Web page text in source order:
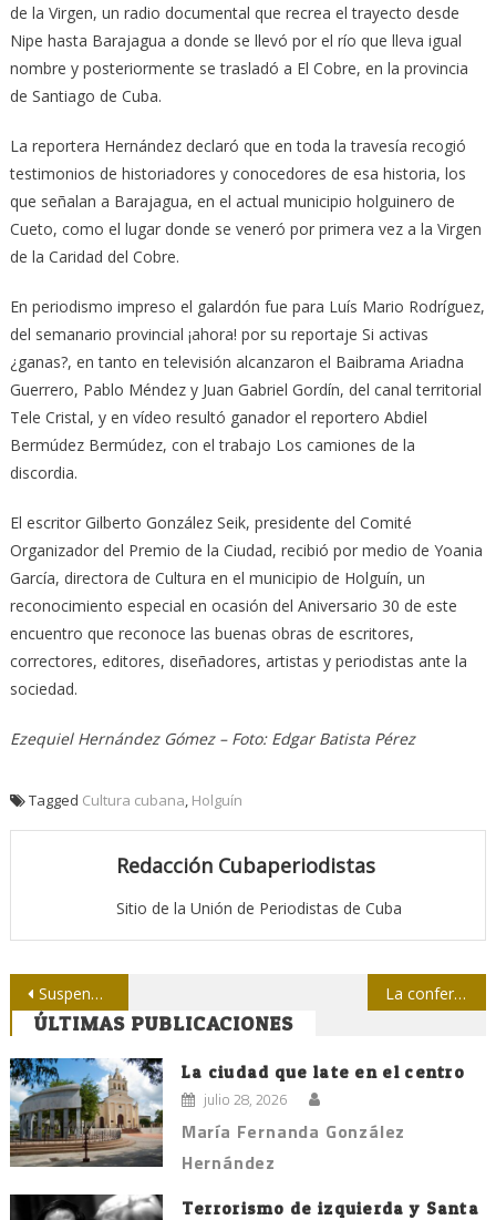
de la Virgen, un radio documental que recrea el trayecto desde
Nipe hasta Barajagua a donde se llevó por el río que lleva igual
nombre y posteriormente se trasladó a El Cobre, en la provincia
de Santiago de Cuba.
La reportera Hernández declaró que en toda la travesía recogió
testimonios de historiadores y conocedores de esa historia, los
que señalan a Barajagua, en el actual municipio holguinero de
Cueto, como el lugar donde se veneró por primera vez a la Virgen
de la Caridad del Cobre.
En periodismo impreso el galardón fue para Luís Mario Rodríguez,
del semanario provincial ¡ahora! por su reportaje Si activas
¿ganas?, en tanto en televisión alcanzaron el Baibrama Ariadna
Guerrero, Pablo Méndez y Juan Gabriel Gordín, del canal territorial
Tele Cristal, y en vídeo resultó ganador el reportero Abdiel
Bermúdez Bermúdez, con el trabajo Los camiones de la
discordia.
El escritor Gilberto González Seik, presidente del Comité
Organizador del Premio de la Ciudad, recibió por medio de Yoania
García, directora de Cultura en el municipio de Holguín, un
reconocimiento especial en ocasión del Aniversario 30 de este
encuentro que reconoce las buenas obras de escritores,
correctores, editores, diseñadores, artistas y periodistas ante la
sociedad.
Ezequiel Hernández Gómez – Foto: Edgar Batista Pérez
Tagged Cultura cubana, Holguín
Redacción Cubaperiodistas
Sitio de la Unión de Periodistas de Cuba
Navegación
de
entradas
Suspenden actividades previstas para este viernes en la Casa de la Prensa La conferencia de prensa más grande del mundo
ÚLTIMAS PUBLICACIONES
La ciudad que late en el centro
julio 28, 2026
María Fernanda González
Hernández
Terrorismo de izquierda y Santa